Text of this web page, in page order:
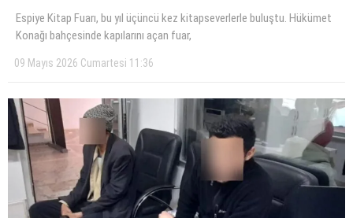
Espiye Kitap Fuarı, bu yıl üçüncü kez kitapseverlerle buluştu. Hükümet
Konağı bahçesinde kapılarını açan fuar,
09 Mayıs 2026 Cumartesi 11:36